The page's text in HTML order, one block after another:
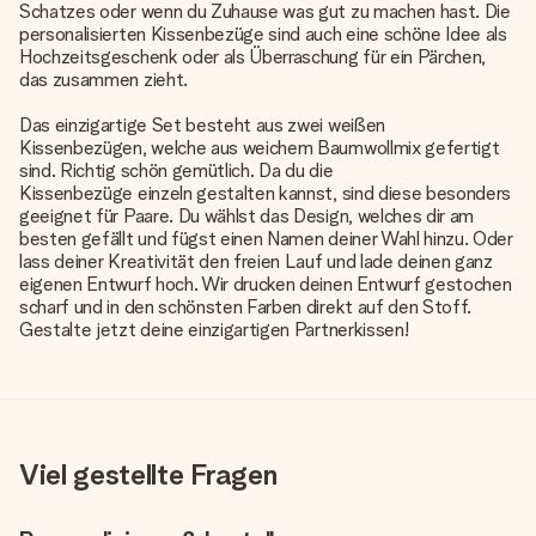
Schatzes oder wenn du Zuhause was gut zu machen hast. Die
personalisierten Kissenbezüge sind auch eine schöne Idee als
Hochzeitsgeschenk oder als Überraschung für ein Pärchen,
das zusammen zieht.
Das einzigartige Set besteht aus zwei weißen
Kissenbezügen, welche aus weichem Baumwollmix gefertigt
sind. Richtig schön gemütlich. Da du die
Kissenbezüge einzeln gestalten kannst, sind diese besonders
geeignet für Paare. Du wählst das Design, welches dir am
besten gefällt und fügst einen Namen deiner Wahl hinzu. Oder
lass deiner Kreativität den freien Lauf und lade deinen ganz
eigenen Entwurf hoch. Wir drucken deinen Entwurf gestochen
scharf und in den schönsten Farben direkt auf den Stoff.
Gestalte jetzt deine einzigartigen Partnerkissen!
Viel gestellte Fragen